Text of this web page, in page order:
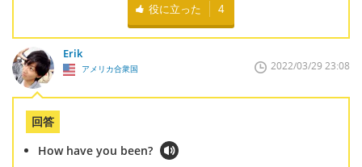
役に立った 4
Erik
アメリカ合衆国 2022/03/29 23:08
回答
How have you been?